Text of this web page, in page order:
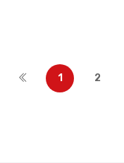
1 2